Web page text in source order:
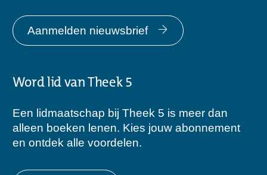
Aanmelden nieuwsbrief
Word lid van Theek 5
Een lidmaatschap bij Theek 5 is meer dan
alleen boeken lenen. Kies jouw abonnement
en ontdek alle voordelen.